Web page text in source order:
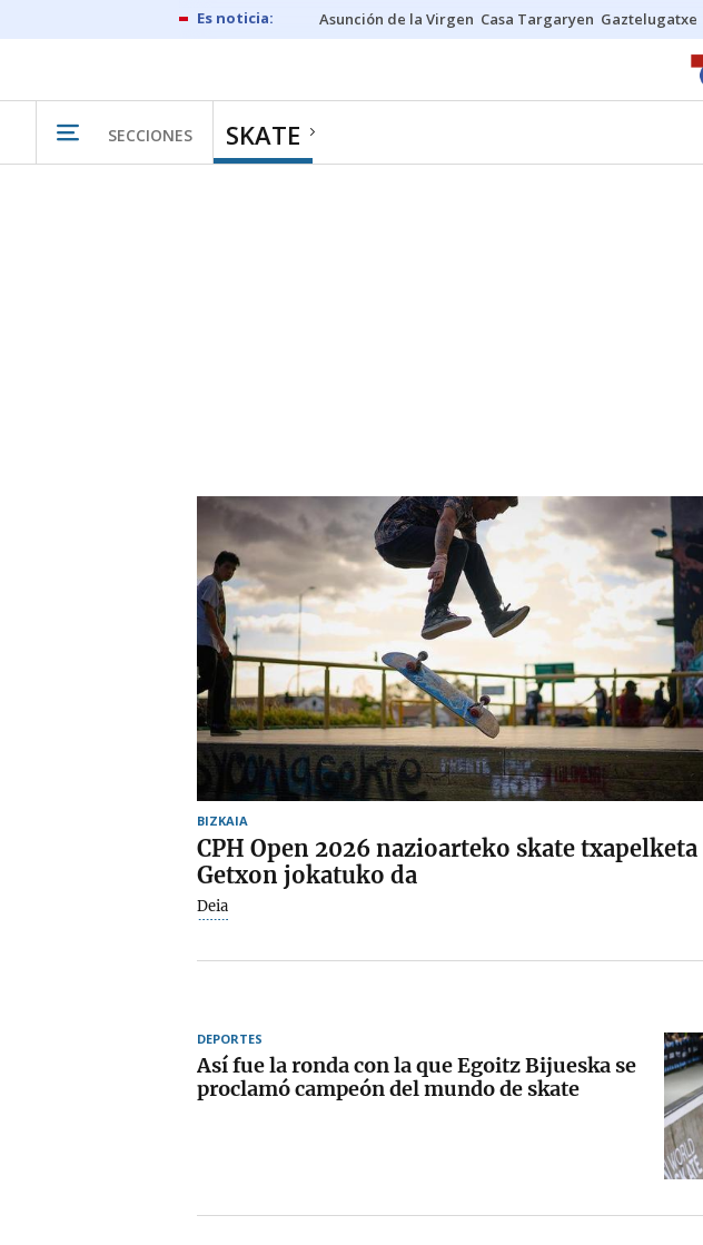
Asunción de la Virgen Casa Targaryen Gaztelugatxe
SECCIONES SKATE
BIZKAIA
CPH Open 2026 nazioarteko skate txapelketa
Getxon jokatuko da
Deia
DEPORTES
Así fue la ronda con la que Egoitz Bijueska se
proclamó campeón del mundo de skate